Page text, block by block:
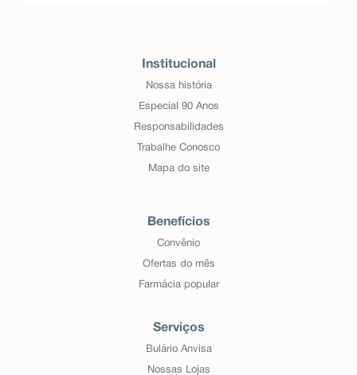
Institucional
Nossa história
Especial 90 Anos
Responsabilidades
Trabalhe Conosco
Mapa do site
Benefícios
Convênio
Ofertas do mês
Farmácia popular
Serviços
Bulário Anvisa
Nossas Lojas